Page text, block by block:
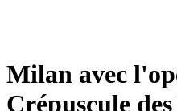
Milan avec
Crépuscule